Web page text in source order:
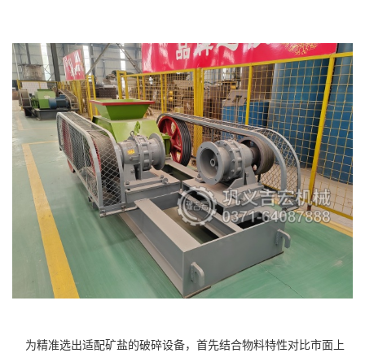
为精准选出适配矿盐的破碎设备，首先结合物料特性对比市面上